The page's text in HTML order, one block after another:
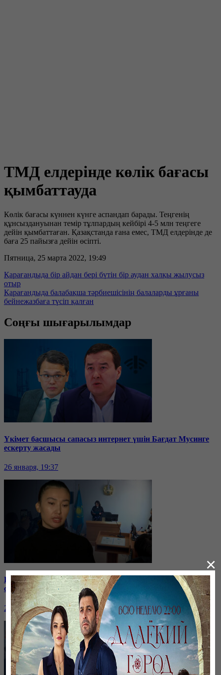
ТМД елдерінде көлік бағасы
қымбаттауда
Көлік бағасы күннен күнге аспандап барады. Теңгенің
құнсыздануынан темір тұлпардың кейбірі 4-5 млн теңгеге
дейін қымбаттаған. Қазақстанда ғана емес, ТМД елдерінде де
баға 25 пайызға дейін өсіпті.
Пятница, 25 марта 2022, 19:49
Қарағандыда бір айдан бері бүтін бір аудан халқы жылусыз
отыр
Қарағандыда балабақша тәрбиешісінің балаларды ұрғаны
бейнежазбаға түсіп қалған
Соңғы шығарылымдар
Үкімет басшысы сапасыз интернет үшін Бағдат Мусинге
ескерту жасады
26 января, 19:37
Бірнеше отбасын алдаған туристік фирма директоры
сотталып жатыр
26 января, 19:36
×